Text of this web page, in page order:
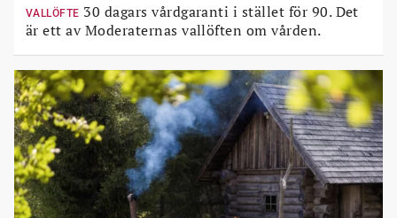
VALLÖFTE 30 dagars vårdgaranti i stället för 90. Det
är ett av Moderaternas vallöften om vården.